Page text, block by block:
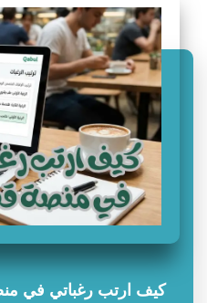
سؤال
كيف ارتب رغباتي في